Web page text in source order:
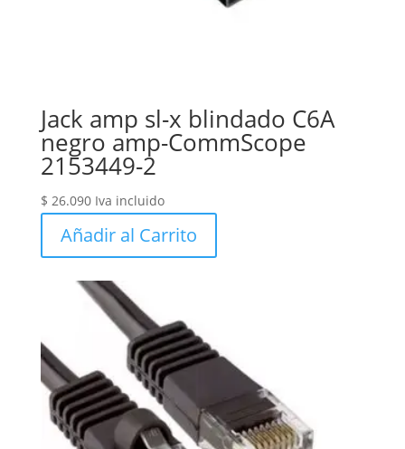
Jack amp sl-x blindado C6A
negro amp-CommScope
2153449-2
$ 26.090 Iva incluido
Añadir al Carrito